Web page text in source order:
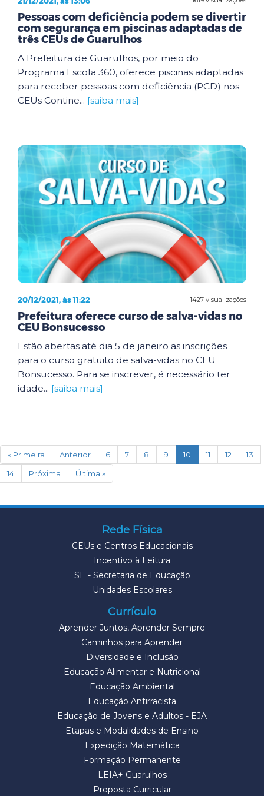
Pessoas com deficiência podem se divertir
com segurança em piscinas adaptadas de
três CEUs de Guarulhos
A Prefeitura de Guarulhos, por meio do
Programa Escola 360, oferece piscinas adaptadas
para receber pessoas com deficiência (PCD) nos
CEUs Contine... [saiba mais]
1427 visualizações
20/12/2021, às 11:22
Prefeitura oferece curso de salva-vidas no
CEU Bonsucesso
Estão abertas até dia 5 de janeiro as inscrições
para o curso gratuito de salva-vidas no CEU
Bonsucesso. Para se inscrever, é necessário ter
idade... [saiba mais]
« Primeira Anterior 6 7 8 9 10 (current)
11 12
13
14
Próxima Última »
Rede Física
CEUs e Centros Educacionais
Incentivo à Leitura
SE - Secretaria de Educação
Unidades Escolares
Currículo
Aprender Juntos, Aprender Sempre
Caminhos para Aprender
Diversidade e Inclusão
Educação Alimentar e Nutricional
Educação Ambiental
Educação Antirracista
Educação de Jovens e Adultos - EJA
Etapas e Modalidades de Ensino
Expedição Matemática
Formação Permanente
LEIA+ Guarulhos
Proposta Curricular